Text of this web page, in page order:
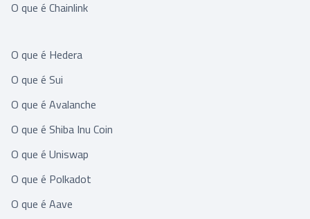
O que é Chainlink
O que é Hedera
O que é Sui
O que é Avalanche
O que é Shiba Inu Coin
O que é Uniswap
O que é Polkadot
O que é Aave